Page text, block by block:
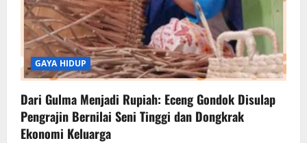
GAYA HIDUP
Dari Gulma Menjadi Rupiah: Eceng Gondok Disulap
Pengrajin Bernilai Seni Tinggi dan Dongkrak
Ekonomi Keluarga